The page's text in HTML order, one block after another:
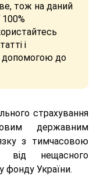
тож на даний
і
допомогою до
страхування
державним
з тимчасовою
від нещасного
фонду України.